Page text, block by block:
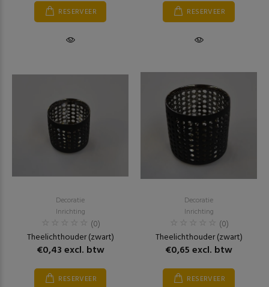
RESERVEER RESERVEER
Decoratie
Inrichting
(0)
Theelichthouder (zwart)
€0,43 excl. btw
RESERVEER
Decoratie
Inrichting
(0)
Theelichthouder (zwart)
€0,65 excl. btw
RESERVEER